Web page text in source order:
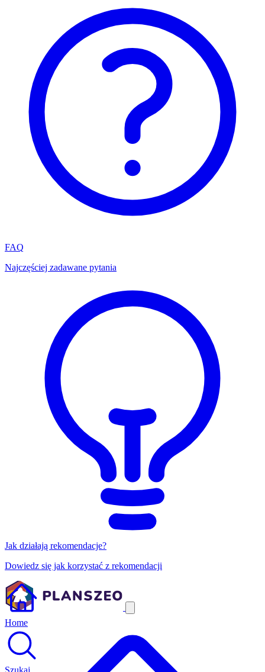
FAQ
Najczęściej zadawane pytania
Jak działają rekomendacje?
Dowiedz się jak korzystać z rekomendacji
Home
Szukaj